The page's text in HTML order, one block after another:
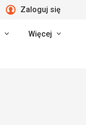
Zaloguj się
Więcej